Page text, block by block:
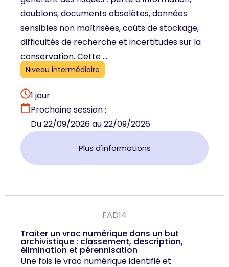
doublons, documents obsolètes, données
sensibles non maîtrisées, coûts de stockage,
difficultés de recherche et incertitudes sur la
conservation. Cette ...
Niveau intermédiaire
1 jour
Prochaine session :
Du 22/09/2026 au 22/09/2026
Plus d'informations
FAD14
Traiter un vrac numérique dans un but
archivistique : classement, description,
élimination et pérennisation
Une fois le vrac numérique identifié et